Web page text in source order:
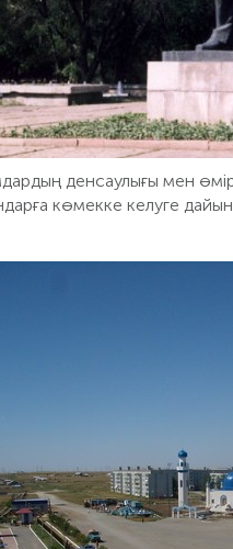
денсаулығы мен
көмекке келуге